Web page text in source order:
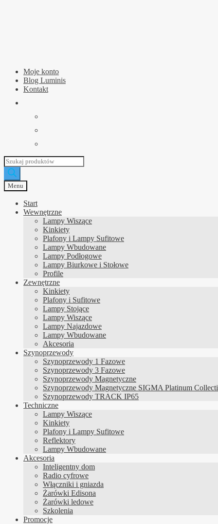
Moje konto
Blog Luminis
Kontakt
Wyszukiwarka
produktów
Menu
Start
Wewnętrzne
Lampy Wiszące
Kinkiety
Plafony i Lampy Sufitowe
Lampy Wbudowane
Lampy Podłogowe
Lampy Biurkowe i Stołowe
Profile
Zewnętrzne
Kinkiety
Plafony i Sufitowe
Lampy Stojące
Lampy Wiszące
Lampy Najazdowe
Lampy Wbudowane
Akcesoria
Szynoprzewody
Szynoprzewody 1 Fazowe
Szynoprzewody 3 Fazowe
Szynoprzewody Magnetyczne
Szynoprzewody Magnetyczne SIGMA Platinum
Szynoprzewody TRACK IP65
Techniczne
Lampy Wiszące
Kinkiety
Plafony i Lampy Sufitowe
Reflektory
Lampy Wbudowane
Akcesoria
Inteligentny dom
Radio cyfrowe
Włączniki i gniazda
Żarówki Edisona
Żarówki ledowe
Szkolenia
Promocje